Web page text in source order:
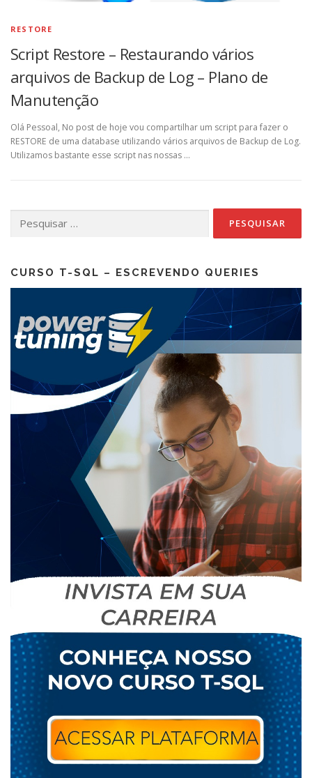
RESTORE
Script Restore – Restaurando vários
arquivos de Backup de Log – Plano de
Manutenção
Olá Pessoal, No post de hoje vou compartilhar um script para fazer o
RESTORE de uma database utilizando vários arquivos de Backup de Log.
Utilizamos bastante esse script nas nossas …
por:
CURSO T-SQL – ESCREVENDO QUERIES